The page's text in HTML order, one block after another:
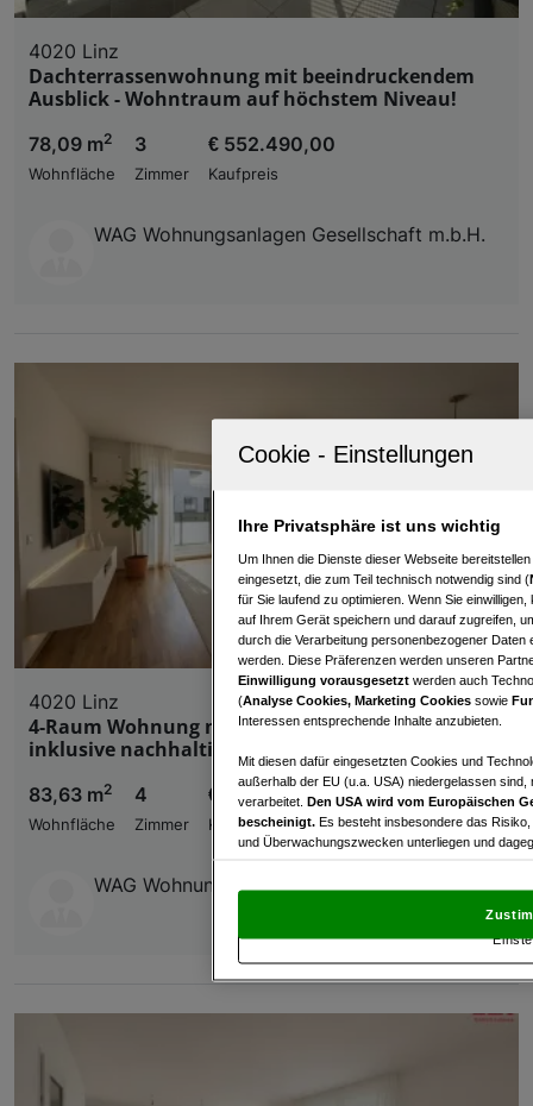
4020 Linz
Dachterrassenwohnung mit beeindruckendem
Ausblick - Wohntraum auf höchstem Niveau!
78,09 m2
Wohnfläche
3
Zimmer
€ 552.490,00
Kaufpreis
WAG Wohnungsanlagen Gesellschaft m.b.H.
4020 Linz
4-Raum Wohnung mit großzügigem Balkon
inklusive nachhaltigem Energiekonzept
83,63 m2
Wohnfläche
4
Zimmer
€ 486.190,00
Kaufpreis
WAG Wohnungsanlagen Gesellschaft m.b.H.
Ihre Privatsphäre ist uns wichtig
Um Ihnen die Dienste dieser Webseite
eingesetzt, die zum Teil technisch notwendig sind (
für Sie laufend zu optimieren. Wenn Sie
auf Ihrem Gerät speichern und darauf zugreifen,
durch die Verarbeitung personenbezogener
werden. Diese Präferenzen werden unseren
Einwilligung vorausgesetzt werden auch
(Analyse Cookies, Marketing Cookies sowie
Interessen entsprechende Inhalte anzubieten.
Mit diesen dafür eingesetzten Cookies und
außerhalb der EU (u.a. USA) niedergelassen
verarbeitet. Den USA wird vom Europäischen
bescheinigt. Es besteht insbesondere das
und Überwachungszwecken unterliegen und
und Widerspruch gegen die Verarbeitung auf der
„Cookie Einstellungen“, die sich auf jeder Seite
Wir und unsere Partner verarbeiten